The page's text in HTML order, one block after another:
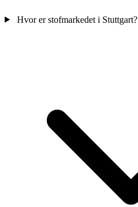
Hvor er stofmarkedet i Stuttgart?